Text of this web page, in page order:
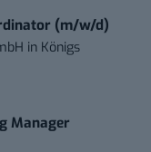
(m/w/d)
in Königs
Manager